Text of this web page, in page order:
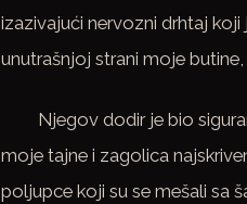
izazivajući nervozni drhtaj
unutrašnjoj strani moje
Njegov dodir je bio
moje tajne i zagolica
poljupce koji su se mešali sa